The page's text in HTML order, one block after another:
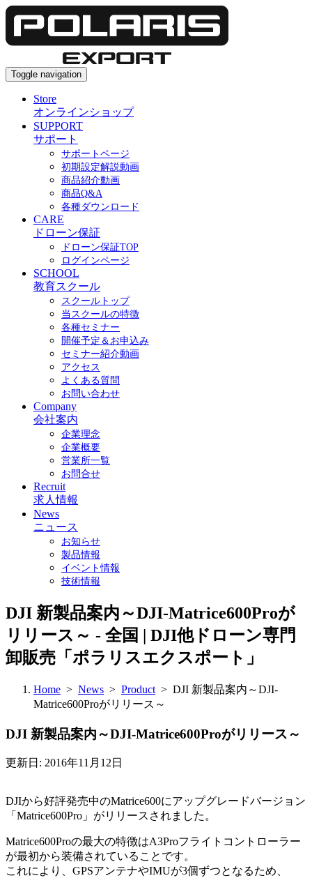
Toggle navigation
Store
オンラインショップ
SUPPORT
サポート
サポートページ
初期設定解説動画
商品紹介動画
商品Q&A
各種ダウンロード
CARE
ドローン保証
ドローン保証TOP
ログインページ
SCHOOL
教育スクール
スクールトップ
当スクールの特徴
各種セミナー
開催予定＆お申込み
セミナー紹介動画
アクセス
よくある質問
お問い合わせ
Company
会社案内
企業理念
企業概要
営業所一覧
お問合せ
Recruit
求人情報
News
ニュース
お知らせ
製品情報
イベント情報
技術情報
DJI 新製品案内～DJI-Matrice600Proが
リリース～ - 全国 | DJI他ドローン専門
卸販売「ポラリスエクスポート」
Home > News > Product > DJI 新製品案内～DJI-
Matrice600Proがリリース～
DJI 新製品案内～DJI-Matrice600Proがリリース～
更新日: 2016年11月12日
DJIから好評発売中のMatrice600にアップグレードバージョン
「Matrice600Pro」がリリースされました。
Matrice600Proの最大の特徴はA3Proフライトコントローラー
が最初から装備されていることです。
これにより、GPSアンテナやIMUが3個ずつとなるため、